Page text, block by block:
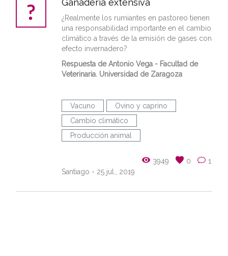
Ganadería extensiva
¿Realmente los rumiantes en pastoreo tienen
una responsabilidad importante en el cambio
climático a través de la emisión de gases con
efecto invernadero?
Respuesta deAntonio Vega - Facultad de
Veterinaria. Universidad de Zaragoza
Vacuno
Ovino y caprino
Cambio climático
Producción animal
3949 0
1
Santiago - 25 jul., 2019